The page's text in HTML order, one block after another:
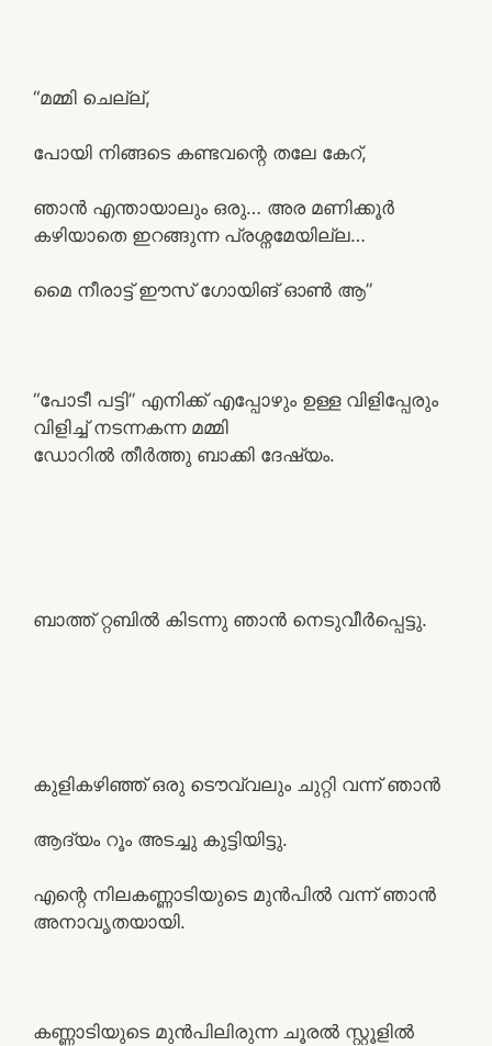
“മമ്മി ചെല്ല്,
പോയി നിങ്ങടെ കണ്ടവന്റെ തലേ കേറ്,
ഞാൻ എന്തായാലും ഒരു… അര മണിക്കൂർ
കഴിയാതെ ഇറങ്ങുന്ന പ്രശ്നമേയില്ല…
മൈ നീരാട്ട് ഈസ്‌ ഗോയിങ് ഓൺ ആ”
“പോടീ പട്ടി” എനിക്ക് എപ്പോഴും ഉള്ള വിളിപ്പേരും
വിളിച്ച് നടന്നകന്ന മമ്മി
ഡോറിൽ തീർത്തു ബാക്കി ദേഷ്യം.
ബാത്ത് റ്റബിൽ കിടന്നു ഞാൻ നെടുവീർപ്പെട്ടു.
കുളികഴിഞ്ഞ് ഒരു ടൌവ്വലും ചുറ്റി വന്ന് ഞാൻ
ആദ്യം റൂം അടച്ചു കുട്ടിയിട്ടു.
എന്റെ നിലകണ്ണാടിയുടെ മുൻപിൽ വന്ന് ഞാൻ
അനാവൃതയായി.
കണ്ണാടിയുടെ മുൻപിലിരുന്ന ചൂരൽ സ്റ്റൂളിൽ